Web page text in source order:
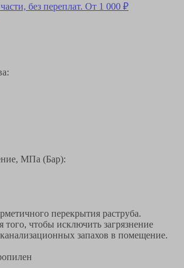
без переплат. От 1 000 ₽
МПа (Бар):
перекрытия раструба.
того, чтобы исключить загрязнение
запахов в помещение.